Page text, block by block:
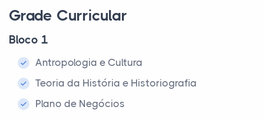
Grade Curricular
Bloco 1
Antropologia e Cultura
Teoria da História e Historiografia
Plano de Negócios